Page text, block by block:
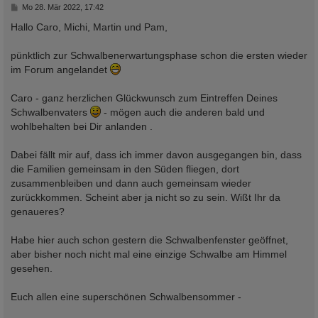
B
i
a
g
Mo 28. Mär 2022, 17:42
Hallo Caro, Michi, Martin und Pam,
pünktlich zur Schwalbenerwartungsphase schon die ersten wieder
im Forum angelandet
Caro - ganz herzlichen Glückwunsch zum Eintreffen Deines
Schwalbenvaters
- mögen auch die anderen bald und
wohlbehalten bei Dir anlanden .
Dabei fällt mir auf, dass ich immer davon ausgegangen bin, dass
die Familien gemeinsam in den Süden fliegen, dort
zusammenbleiben und dann auch gemeinsam wieder
zurückkommen. Scheint aber ja nicht so zu sein. Wißt Ihr da
genaueres?
Habe hier auch schon gestern die Schwalbenfenster geöffnet,
aber bisher noch nicht mal eine einzige Schwalbe am Himmel
gesehen.
Euch allen eine superschönen Schwalbensommer -